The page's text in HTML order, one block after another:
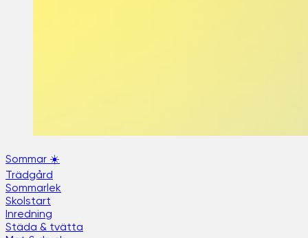
Sommar ☀️
Trädgård
Sommarlek
Skolstart
Inredning
Städa & tvätta